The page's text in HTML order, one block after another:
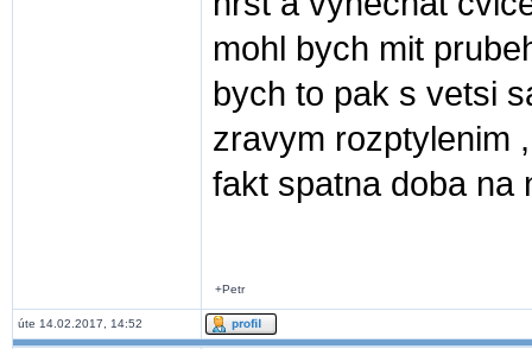
mohl bych mit
bych to pak s vetsi
zravym rozptylenim
fakt spatna doba na
+Petr
úte 14.02.2017, 14:52